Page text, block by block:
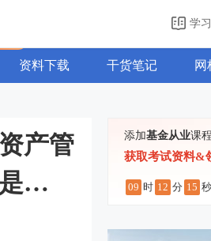
学
资料下载 干货笔记 网
产管
添加基金从业课
获取考试资料&
09 时 12 分 14 秒